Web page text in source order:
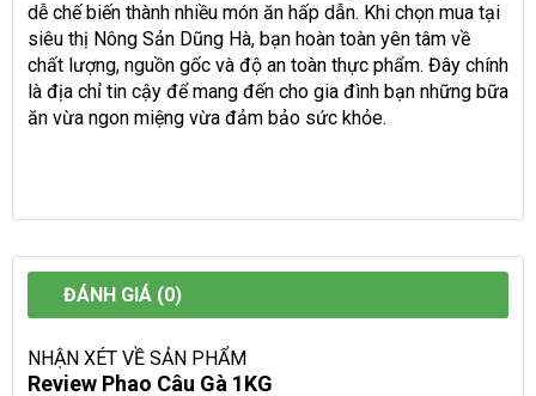
dễ chế biến thành nhiều món ăn hấp dẫn. Khi chọn mua tại
siêu thị Nông Sản Dũng Hà, bạn hoàn toàn yên tâm về
chất lượng, nguồn gốc và độ an toàn thực phẩm. Đây chính
là địa chỉ tin cậy để mang đến cho gia đình bạn những bữa
ăn vừa ngon miệng vừa đảm bảo sức khỏe.
ĐÁNH GIÁ (0)
NHẬN XÉT VỀ SẢN PHẨM
Review Phao Câu Gà 1KG